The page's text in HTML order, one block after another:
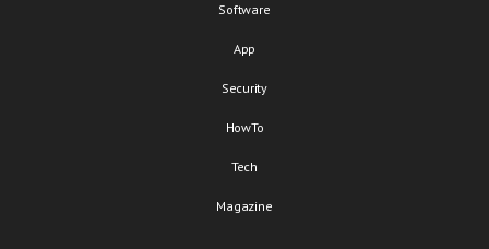
Software
App
Security
HowTo
Tech
Magazine